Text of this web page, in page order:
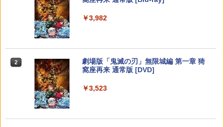
￥6,680
ダース [BEE-P-AADLA NSW2 スプラト
2
PS5 SONY純正USBケーブル CtoC PS5
後期型 単品
￥1,500
￥4,400
u-ray BOX【Blu-ray】 [ 谷口崇 ]
￥5,832
2 スプラトゥーン レイダース -Switch2
2
Beast of Reincarnation -PS5 【特典】
プロダクトコード 封入
￥7,286
￥8,300
ラー (ロボット ホワイト)
3
【純正品】Xbox ワイヤレス コントロー
￥3,982
2
劇場版「鬼滅の刃」無限城編 第一章 猗
窩座再来 通常版 [DVD]
￥3,523